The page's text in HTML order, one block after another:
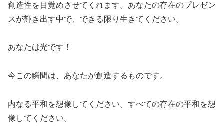
創造性を目覚めさせてくれます。あなたの存在のプレゼン
スが輝き出す中で、できる限り生きてください。
あなたは光です！
今この瞬間は、あなたが創造するものです。
内なる平和を想像してください。すべての存在の平和を想
像してください。